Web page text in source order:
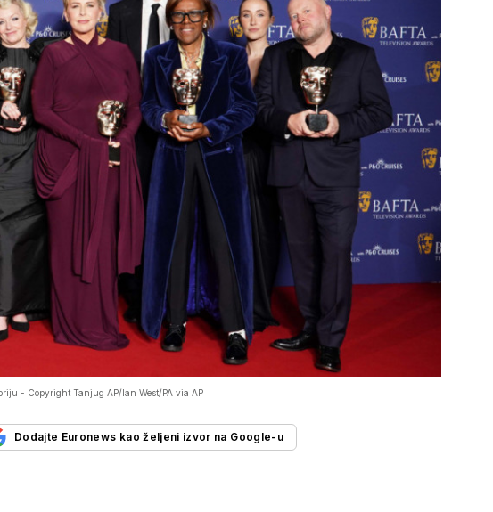
- Copyright Tanjug AP/Ian West/PA via AP
Dodajte Euronews kao željeni izvor na Google-u